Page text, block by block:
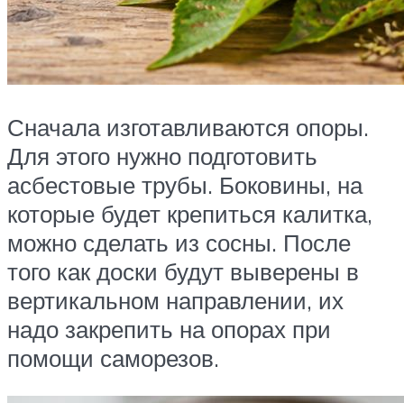
Сначала изготавливаются опоры.
Для этого нужно подготовить
асбестовые трубы. Боковины, на
которые будет крепиться калитка,
можно сделать из сосны. После
того как доски будут выверены в
вертикальном направлении, их
надо закрепить на опорах при
помощи саморезов.